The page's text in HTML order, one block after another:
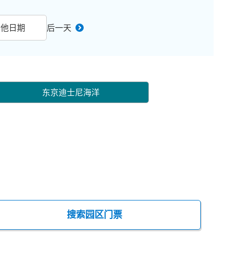
日期 后一天
东京迪士尼海洋
搜索园区门票